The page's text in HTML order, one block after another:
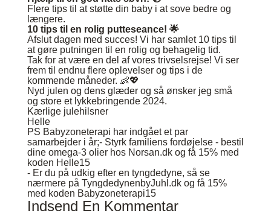
Flere tips til at støtte din baby i at sove bedre og
længere.
10 tips til en rolig putteseance! 🌟
Afslut dagen med succes! Vi har samlet 10 tips til
at gøre putningen til en rolig og behagelig tid.
Tak for at være en del af vores trivselsrejse! Vi ser
frem til endnu flere oplevelser og tips i de
kommende måneder. 👶💖
Nyd julen og dens glæder og så ønsker jeg små
og store et lykkebringende 2024.
Kærlige julehilsner
Helle
PS Babyzoneterapi har indgået et par
samarbejder i år;- Styrk familiens fordøjelse - bestil
dine omega-3 olier hos Norsan.dkog få 15% med
koden Helle15
- Er du på udkig efter en tyngdedyne, så se
nærmere på TyngdedynenbyJuhl.dkog få 15%
med koden Babyzoneterapi15
Indsend En Kommentar